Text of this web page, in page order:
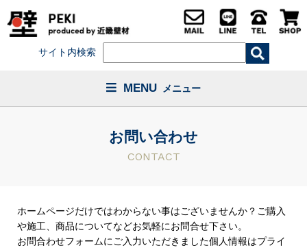
サイト内検索
MENU メニュー
お問い合わせ
CONTACT
ホームページだけではわからない事はございませんか？ご購入
や施工、商品についてなどお気軽にお問合せ下さい。
お問合わせフォームにご入力いただきました個人情報はプライ